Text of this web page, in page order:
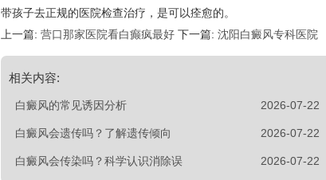
带孩子去正规的医院检查治疗，是可以痊愈的。
上一篇: 营口那家医院看白癫疯最好 下一篇: 沈阳白癜风专科医院
相关内容:
2026-07-22
白癜风的常见诱因分析
2026-07-22
白癜风会遗传吗？了解遗传倾向
2026-07-22
白癜风会传染吗？科学认识消除误